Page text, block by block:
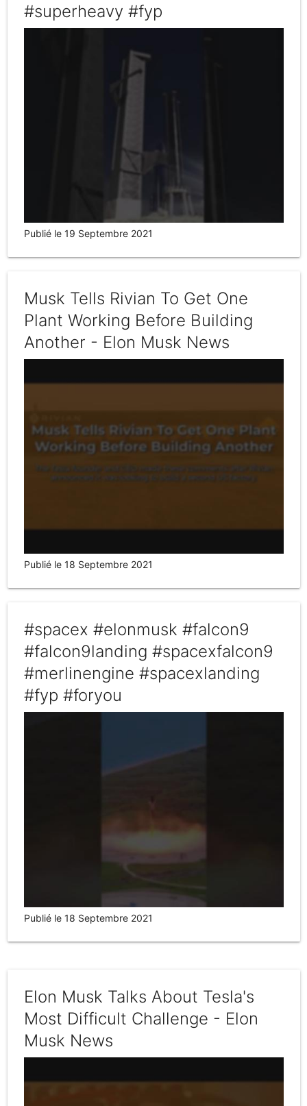
#superheavy #fyp
Publié le 19 Septembre 2021
Musk Tells Rivian To Get One
Plant Working Before Building
Another - Elon Musk News
Publié le 18 Septembre 2021
#spacex #elonmusk #falcon9
#falcon9landing #spacexfalcon9
#merlinengine #spacexlanding
#fyp #foryou
Publié le 18 Septembre 2021
Elon Musk Talks About Tesla's
Most Difficult Challenge - Elon
Musk News